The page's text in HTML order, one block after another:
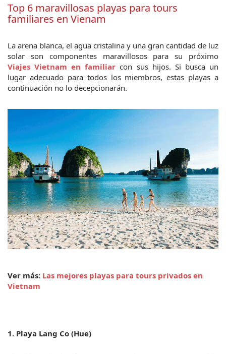
Top 6 maravillosas playas para tours
familiares en Vienam
La arena blanca, el agua cristalina y una gran cantidad de luz
Viajes Vietnam en familiar con sus hijos. Si busca un
lugar adecuado para todos los miembros, estas playas a
continuación no lo decepcionarán.
Ver más: Las mejores playas para tours privados en
Vietnam
1. Playa Lang Co (Hue)